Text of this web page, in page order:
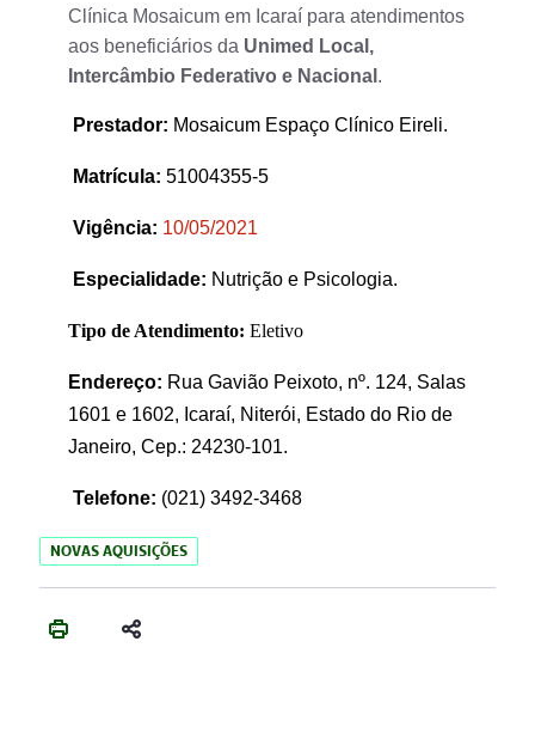
Clínica Mosaicum em Icaraí para atendimentos
aos beneficiários da Unimed Local,
Intercâmbio Federativo e Nacional .
Prestador: Mosaicum Espaço Clínico Eireli.
Matrícula: 51004355-5
Vigência: 10/05/2021
Especialidade: Nutrição e Psicologia.
Tipo de Atendimento: Eletivo
Endereço: Rua Gavião Peixoto, nº. 124, Salas
1601 e 1602, Icaraí, Niterói, Estado do Rio de
Janeiro, Cep.: 24230-101.
Telefone: (021) 3492-3468
NOVAS AQUISIÇÕES